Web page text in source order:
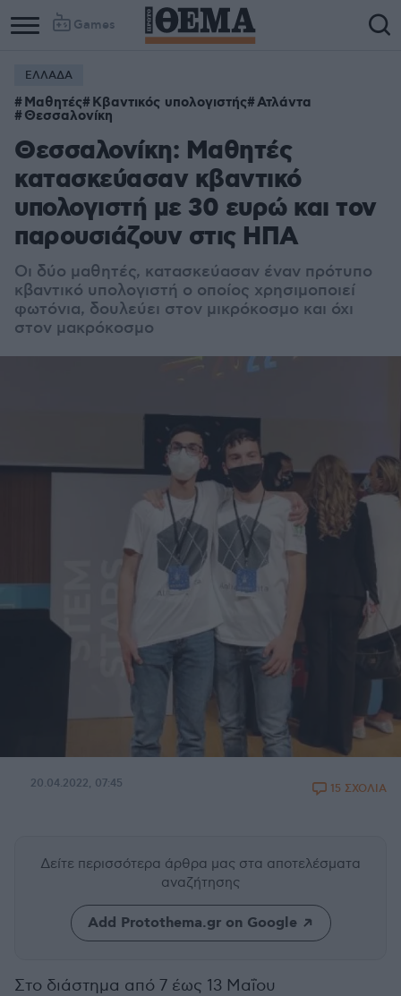
Games
ΕΛΛΑΔΑ
Μαθητές Κβαντικός υπολογιστής Ατλάντα
Θεσσαλονίκη
Θεσσαλονίκη: Μαθητές
κατασκεύασαν κβαντικό
υπολογιστή με 30 ευρώ και τον
παρουσιάζουν στις ΗΠΑ
Οι δύο μαθητές, κατασκεύασαν έναν πρότυπο
κβαντικό υπολογιστή ο οποίος χρησιμοποιεί
φωτόνια, δουλεύει στον μικρόκοσμο και όχι
στον μακρόκοσμο
20.04.2022, 07:45 15 ΣΧΟΛΙΑ
Δείτε περισσότερα άρθρα μας στα αποτελέσματα
αναζήτησης
Add Protothema.gr on Google
Στο διάστημα από 7 έως 13 Μαΐου